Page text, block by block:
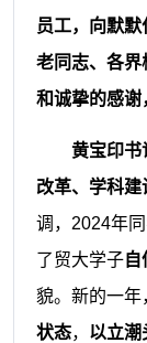
员工，向默
老同志、各界
和诚挚的感谢
黄宝印书
改革、学科建
调，2024年
了贸大学子自
貌。新的一年
状态， 以立潮